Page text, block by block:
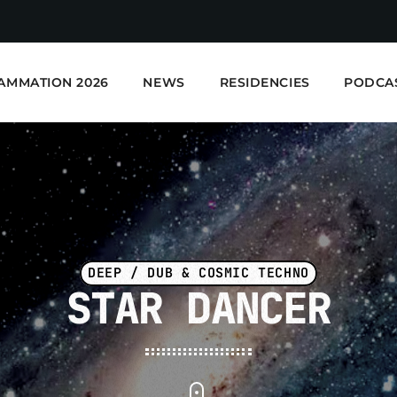
2026 NEWS RESIDENCIES
E-Kwality Radio -
EN COURS DE LECTURE
DEEP / DUB & COSMIC TECHNO
STAR DANCER